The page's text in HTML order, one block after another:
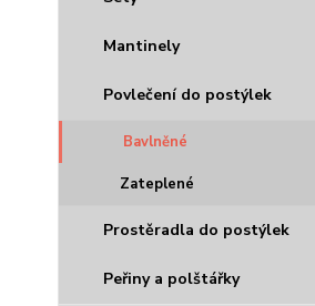
Mantinely
Povlečení do postýlek
Bavlněné
Zateplené
Prostěradla do postýlek
Peřiny a polštářky